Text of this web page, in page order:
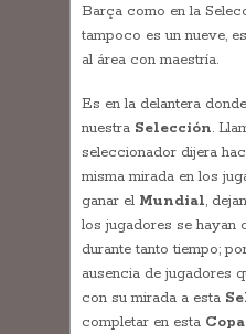
Barça como en la
tampoco es un nueve,
al área con maestría.
Es en la delantera
nuestra Selección.
seleccionador dijera
misma mirada en los
ganar el Mundial,
los jugadores se hayan
durante tanto tiempo;
ausencia de jugadores
con su mirada a esta
completar en esta